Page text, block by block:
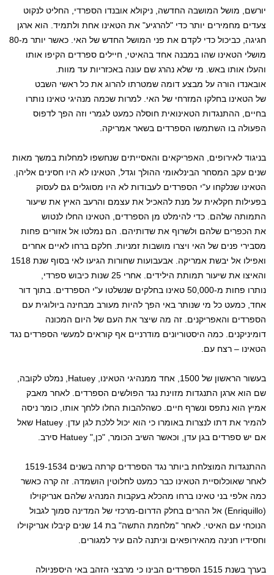
יורשם, מושל המושבה החדשה, ניקולא אובנדו הספרדי, החליט לנקוט
צעדים מחמירים יותר כדי "להרגיע" את הטאינו אחת ולתמיד. הוא ארגן
חגיגה, כביכול כדי לקדם את פני המושל החדש של האי. כאשר יותר מ-80
מושלי הטאינו שהו במבנה אחד בהאיטי, חיילים ספרדים הקיפו אותו
והעלו אותו באש. מי שלא נהרג שם עונה באכזריות עד מוות.
אובאנדו הורה על מבצע דומה שמטרתו להרוג את כל ראשי השבט
של הטאינו בחלקו המזרחי של האי. למרות שכמה מנהיגי טאינו נותרו
בחיים, ההתנגדות הטאינואית חוסלה כמעט לגמרי וזה הפך לדפוס
הפעולה בו השתמשו הספרדים בשאר אמריקה.
בניגוד לאירופים, האפריקאים והאסייתים שנחשפו למחלות במשך מאות
שנים עקב המסחר הבינלאומי ההולך וגדל, הטאינו לא היו חסינים אליהן.
הטאינו שנלקחו ע"י הספרדים לעבודות לא היו מסוגלים גם לעסוק
בפעילות חקלאית על מנת להאכיל את עצמם והרעב האיץ את שיעור
התמותה שלהם. כדי להימלט מן הספרדים, הטאינו החלו לנטוש
את הכפרים שלהם ולשרוף את שדותיהם. הם נמלטו אל אזורים פחות
מסבירי פנים של האי ויצרו מושבות זמניות. חלקם ברחו לאיים אחרים
ואפילו אל יבשת אמריקה. אבעבועות שחורות הגיעו לאי בסוף שנת 1518
והאיצו את שיעור תמותת הילידים. אחרי 25 שנות כיבוש ספרדי,
נותרו פחות מ-50,000 טאינו בחלקים שנשלטו ע"י הספרדים. בתוך דור
אחד, כמעט כל מי שנותר באי הפך להיות מעורב מבחינה ביולוגית עם
הספרדים והאפריקנים. זה מה שיצר את העם של היום המכונה
דומיניקנים. כמה היסטוריונים מודרניים אף קוראים למעשי הספרדים נגד
הטאינו – רצח עם.
בעשור הראשון של 1500, אחד ממנהיגי הטאינו, Hatuey, נמלט לקובה,
שם הוא ארגן התנגדות מזוינת נגד הפולשים הספרדים. לאחר מאבק
אמיץ הוא נתפס ונשרף חיים. כשהלהבות החלו ללחך אותו, כומר ניסה
להמיר את דתו לנצרות באומרו כי הוא יכול ללכת לגן עדן. Hatuey שאל
אם יש ספרדים בגן עדן, וכאשר השיב הכומר, "כן," Hatuey סירב.
ההתנגדות המוצלחת ביותר נגד הספרדים קרתה בשנים 1519-1534
לאחר שאוכלוסיית הטאינו כבר כמעט לחלוטין הושמדה. זה קרה כאשר
כמה אלפי בני טאינו ברחו מהכלא בעקבות המנהיג שלהם אנריקוילו
(Enriquillo) אל ההרים בחלק הדרום-מרכזי של המדינה סמוך לגבול
הנוכחי עם האיטי. לאחר "מלחמת התשה" בת 14 שנים קיבלו אנריקוילו
וחסידיו חנינה מהאירופאים וניתנה להם עיר למגורים.
בערך בשנת 1515 הספרדים הבינו כי מרבצי הזהב באי היספניולה